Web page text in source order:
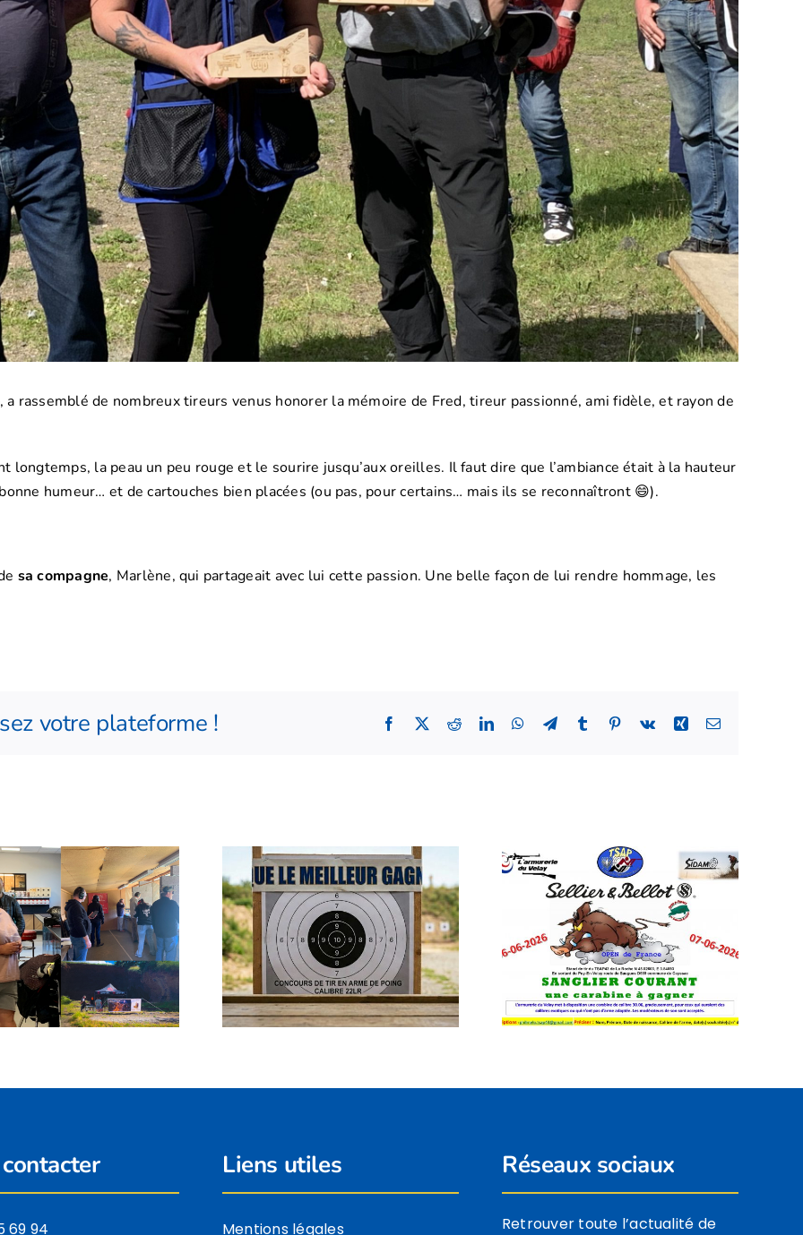
a rassemblé de nombreux tireurs venus honorer la mémoire de Fred, tireur passionné, ami fidèle, et rayon de
longtemps, la peau un peu rouge et le sourire jusqu’aux oreilles. Il faut dire que l’ambiance était à la hauteur
humeur… et de cartouches bien placées (ou pas, pour certains… mais ils se reconnaîtront 😄).
sa compagne, Marlène, qui partageait avec lui cette passion. Une belle façon de lui rendre hommage, les
votre plateforme ! Facebook
X RedditLinkedInWhatsApp
TelegramTumblr Pinterest
Vk Xing Email
Concours club à La
Roche
Open de France
Sanglier Courant :
6 et 7 juin 2026
Fermeture
temporaire du
stand de tir de La
Roche
69 94
Liens utiles
Mentions légales
Réseaux sociaux
Retrouver toute l’actualité de